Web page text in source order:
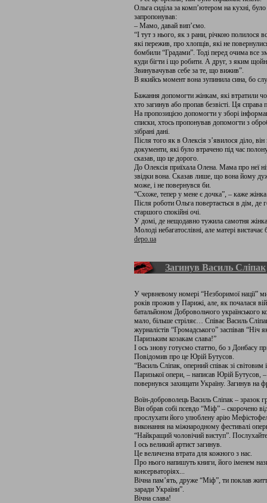
Ольга сиділа за комп’ютером на кухні,
запропонував:
– Мамо, давай вип’ємо.
“І тут з нього, як з рани, річкою полилося
які пережив, про хлопців, які не
бомбили “Градами”. Тоді перед очима все
куди бігти і що робити. А друг, з яким
Звинувачував себе за те, що вижив”.
В якийсь момент вона зупинила сина, бо
Бажання допомогти жінкам, які втратили
хто загинув або пропав безвісті. Ця
На пропозицією допомогти у зборі
списки, хтось пропонував допомогти з
зібрані дані.
Після того як в Олексія з’явилося діло,
документи, які було втрачено під час
сказав, що це дорого.
До Олексія приїхала Олена. Мама про неї
звідки вона. Сказав лише, що вона йому
може, і не повернувся би.
“Схоже, тепер у мене є дочка”, – каже
Після роботи Ольга повертається в дім,
старшого спокійні очі.
У домі, де нещодавно тужила самотня
Молоді небагатослівні, але матері
depo.ua
Загинув Василь Сліпак
У червневому номері “Незборимої нації”
років прожив у Парижі, але, як почалася
батальйоном Добровольчого українського
мало, більше стріляє… Співає Василь
журналістів “Громадського” заспівав
Паризьким козакам слава!”
І ось знову готуємо статтю, бо з Донбасу
Повідомив про це Юрій Бутусов.
“Василь Сліпак, оперний співак зі
Паризької опери, – написав Юрій Бутусов, –
повернувся захищати Україну. Загинув на
Воїн-доброволець Василь Сліпак – зразок
Він обрав собі псевдо “Міф” – скорочено
прослухати його улюблену арію
виконання на міжнародному фестивалі
“Найкращий чоловічий виступ”.
І ось великий артист загинув.
Це величезна втрата для кожного з нас.
Про нього напишуть книги, його іменем
консерваторіях...
Вічна пам’ять, друже “Міф”, ти поклав
заради України”.
Вічна слава!